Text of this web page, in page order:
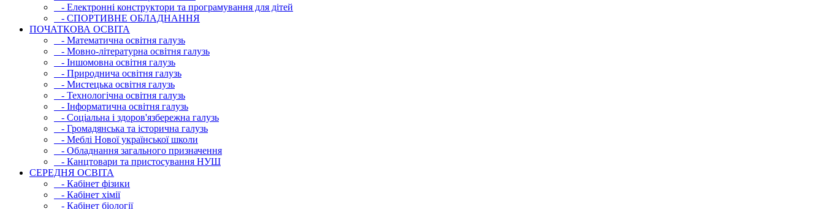
- Електронні конструктори та програмування для дітей
- СПОРТИВНЕ ОБЛАДНАННЯ
ПОЧАТКОВА ОСВIТА
- Математична освітня галузь
- Мовно-літературна освітня галузь
- Iншомовна освітня галузь
- Природнича освітня галузь
- Мистецька освітня галузь
- Технологічна освітня галузь
- Інфopматична освітня галузь
- Соціальна і здоров'язбережна галузь
- Громадянська та історична галузь
- Меблі Нової української школи
- Обладнання загального призначення
- Канцтовари та пристосування НУШ
СЕРЕДНЯ ОСВIТА
- Кабінет фізики
- Кабінет хімії
- Кабінет біології